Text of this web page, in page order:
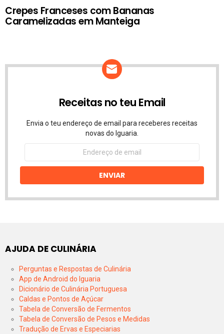
Crepes Franceses com Bananas
Caramelizadas em Manteiga
Receitas no teu Email
Envia o teu endereço de email para receberes receitas
novas do Iguaria.
Endereço
email
ENVIAR
AJUDA DE CULINÁRIA
Perguntas e Respostas de Culinária
App de Android do Iguaria
Dicionário de Culinária Portuguesa
Caldas e Pontos de Açúcar
Tabela de Conversão de Fermentos
Tabela de Conversão de Pesos e Medidas
Tradução de Ervas e Especiarias